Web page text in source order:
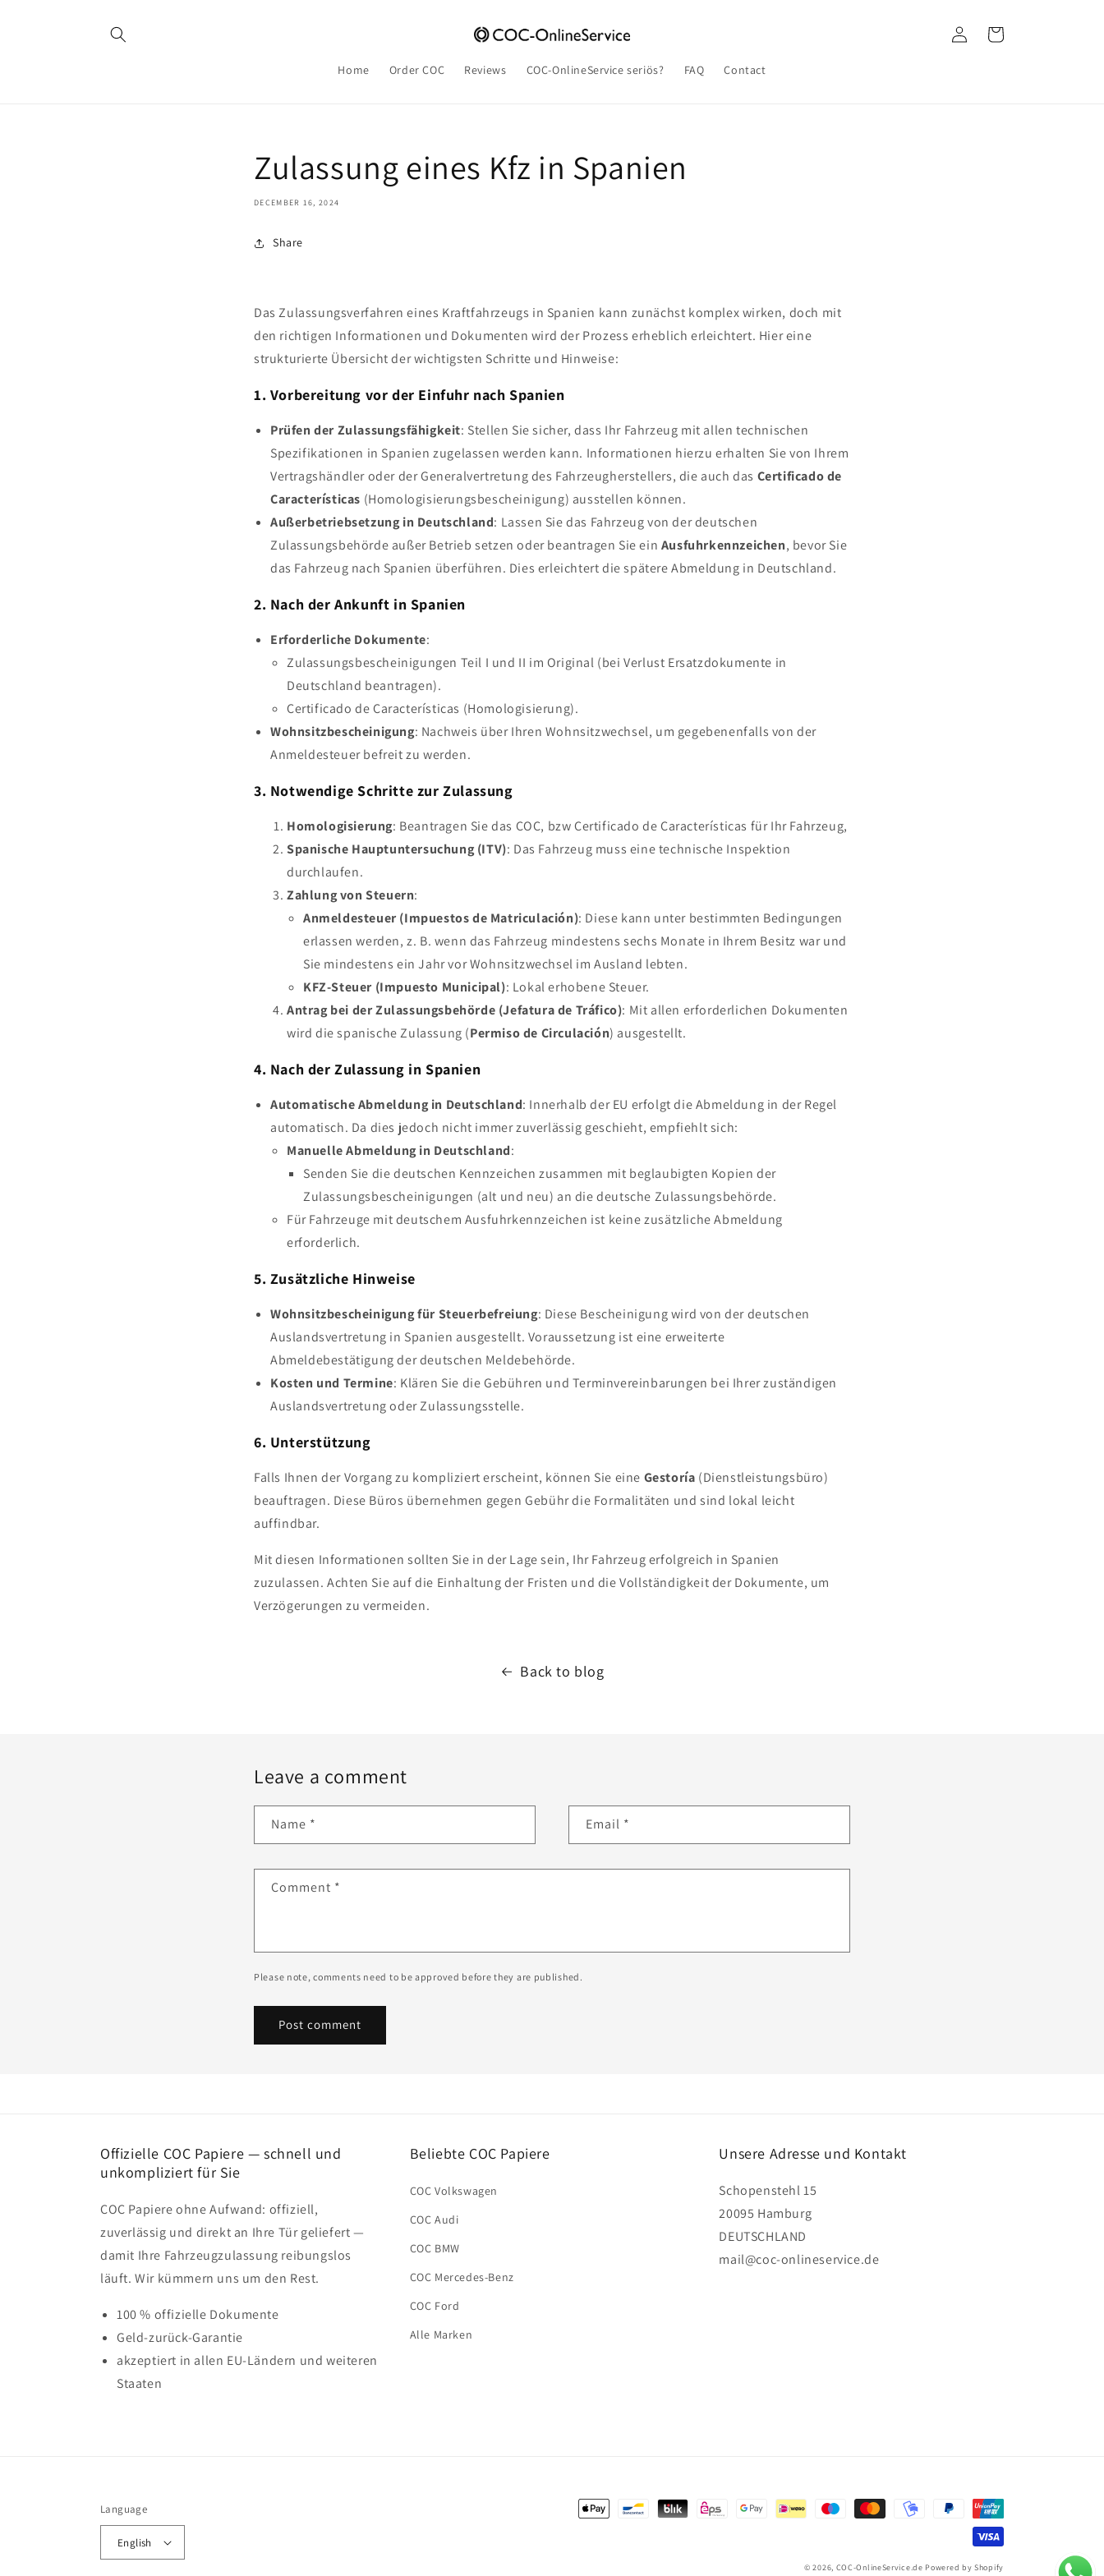
Home Order COC Reviews COC-OnlineService seriös? FAQ Contact
Log
in
Cart
Zulassung eines Kfz in Spanien
DECEMBER 16, 2024
Share
Das Zulassungsverfahren eines Kraftfahrzeugs in Spanien kann zunächst komplex wirken, doch mit
den richtigen Informationen und Dokumenten wird der Prozess erheblich erleichtert. Hier eine
strukturierte Übersicht der wichtigsten Schritte und Hinweise:
1. Vorbereitung vor der Einfuhr nach Spanien
Prüfen der Zulassungsfähigkeit: Stellen Sie sicher, dass Ihr Fahrzeug mit allen technischen
Spezifikationen in Spanien zugelassen werden kann. Informationen hierzu erhalten Sie von Ihrem
Vertragshändler oder der Generalvertretung des Fahrzeugherstellers, die auch das Certificado de
Características (Homologisierungsbescheinigung) ausstellen können.
Außerbetriebsetzung in Deutschland: Lassen Sie das Fahrzeug von der deutschen
Zulassungsbehörde außer Betrieb setzen oder beantragen Sie ein Ausfuhrkennzeichen, bevor Sie
das Fahrzeug nach Spanien überführen. Dies erleichtert die spätere Abmeldung in Deutschland.
2. Nach der Ankunft in Spanien
Erforderliche Dokumente:
Zulassungsbescheinigungen Teil I und II im Original (bei Verlust Ersatzdokumente in
Deutschland beantragen).
Certificado de Características (Homologisierung).
Wohnsitzbescheinigung: Nachweis über Ihren Wohnsitzwechsel, um gegebenenfalls von der
Anmeldesteuer befreit zu werden.
3. Notwendige Schritte zur Zulassung
Homologisierung: Beantragen Sie das COC, bzw Certificado de Características für Ihr Fahrzeug,
Spanische Hauptuntersuchung (ITV): Das Fahrzeug muss eine technische Inspektion
durchlaufen.
Zahlung von Steuern:
Anmeldesteuer (Impuestos de Matriculación): Diese kann unter bestimmten Bedingungen
erlassen werden, z. B. wenn das Fahrzeug mindestens sechs Monate in Ihrem Besitz war und
Sie mindestens ein Jahr vor Wohnsitzwechsel im Ausland lebten.
KFZ-Steuer (Impuesto Municipal): Lokal erhobene Steuer.
Antrag bei der Zulassungsbehörde (Jefatura de Tráfico): Mit allen erforderlichen Dokumenten
wird die spanische Zulassung (Permiso de Circulación) ausgestellt.
4. Nach der Zulassung in Spanien
Automatische Abmeldung in Deutschland: Innerhalb der EU erfolgt die Abmeldung in der Regel
automatisch. Da dies jedoch nicht immer zuverlässig geschieht, empfiehlt sich:
Manuelle Abmeldung in Deutschland:
Senden Sie die deutschen Kennzeichen zusammen mit beglaubigten Kopien der
Zulassungsbescheinigungen (alt und neu) an die deutsche Zulassungsbehörde.
Für Fahrzeuge mit deutschem Ausfuhrkennzeichen ist keine zusätzliche Abmeldung
erforderlich.
5. Zusätzliche Hinweise
Wohnsitzbescheinigung für Steuerbefreiung: Diese Bescheinigung wird von der deutschen
Auslandsvertretung in Spanien ausgestellt. Voraussetzung ist eine erweiterte
Abmeldebestätigung der deutschen Meldebehörde.
Kosten und Termine: Klären Sie die Gebühren und Terminvereinbarungen bei Ihrer zuständigen
Auslandsvertretung oder Zulassungsstelle.
6. Unterstützung
Falls Ihnen der Vorgang zu kompliziert erscheint, können Sie eine Gestoría (Dienstleistungsbüro)
beauftragen. Diese Büros übernehmen gegen Gebühr die Formalitäten und sind lokal leicht
auffindbar.
Mit diesen Informationen sollten Sie in der Lage sein, Ihr Fahrzeug erfolgreich in Spanien
zuzulassen. Achten Sie auf die Einhaltung der Fristen und die Vollständigkeit der Dokumente, um
Verzögerungen zu vermeiden.
Back to blog
Leave a comment
Name * Email *
Comment *
Please note, comments need to be approved before they are published.
Offizielle COC Papiere — schnell und
unkompliziert für Sie
COC Papiere ohne Aufwand: offiziell,
zuverlässig und direkt an Ihre Tür geliefert —
damit Ihre Fahrzeugzulassung reibungslos
läuft. Wir kümmern uns um den Rest.
100 % offizielle Dokumente
Geld-zurück-Garantie
akzeptiert in allen EU-Ländern und weiteren
Staaten
Beliebte COC Papiere
COC Volkswagen
COC Audi
COC BMW
COC Mercedes-Benz
COC Ford
Alle Marken
Unsere Adresse und Kontakt
Schopenstehl 15
20095 Hamburg
DEUTSCHLAND
mail@coc-onlineservice.de
Language
English
Payment
© 2026, COC-OnlineService.de Powered by Shopify